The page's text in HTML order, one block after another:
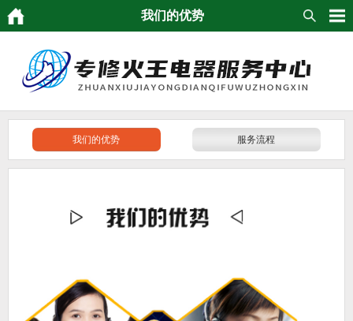
我们的优势
我们的优势 服务流程